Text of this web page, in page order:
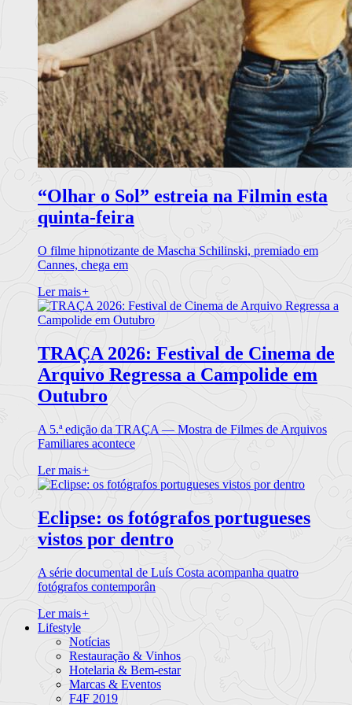
“Olhar o Sol” estreia na Filmin esta
quinta-feira
O filme hipnotizante de Mascha Schilinski, premiado em
Cannes, chega em
Ler mais+
TRAÇA 2026: Festival de Cinema de
Arquivo Regressa a Campolide em
Outubro
A 5.ª edição da TRAÇA — Mostra de Filmes de Arquivos
Familiares acontece
Ler mais+
Eclipse: os fotógrafos portugueses
vistos por dentro
A série documental de Luís Costa acompanha quatro
fotógrafos contemporân
Ler mais+
Lifestyle
Notícias
Restauração & Vinhos
Hotelaria & Bem-estar
Marcas & Eventos
F4F 2019